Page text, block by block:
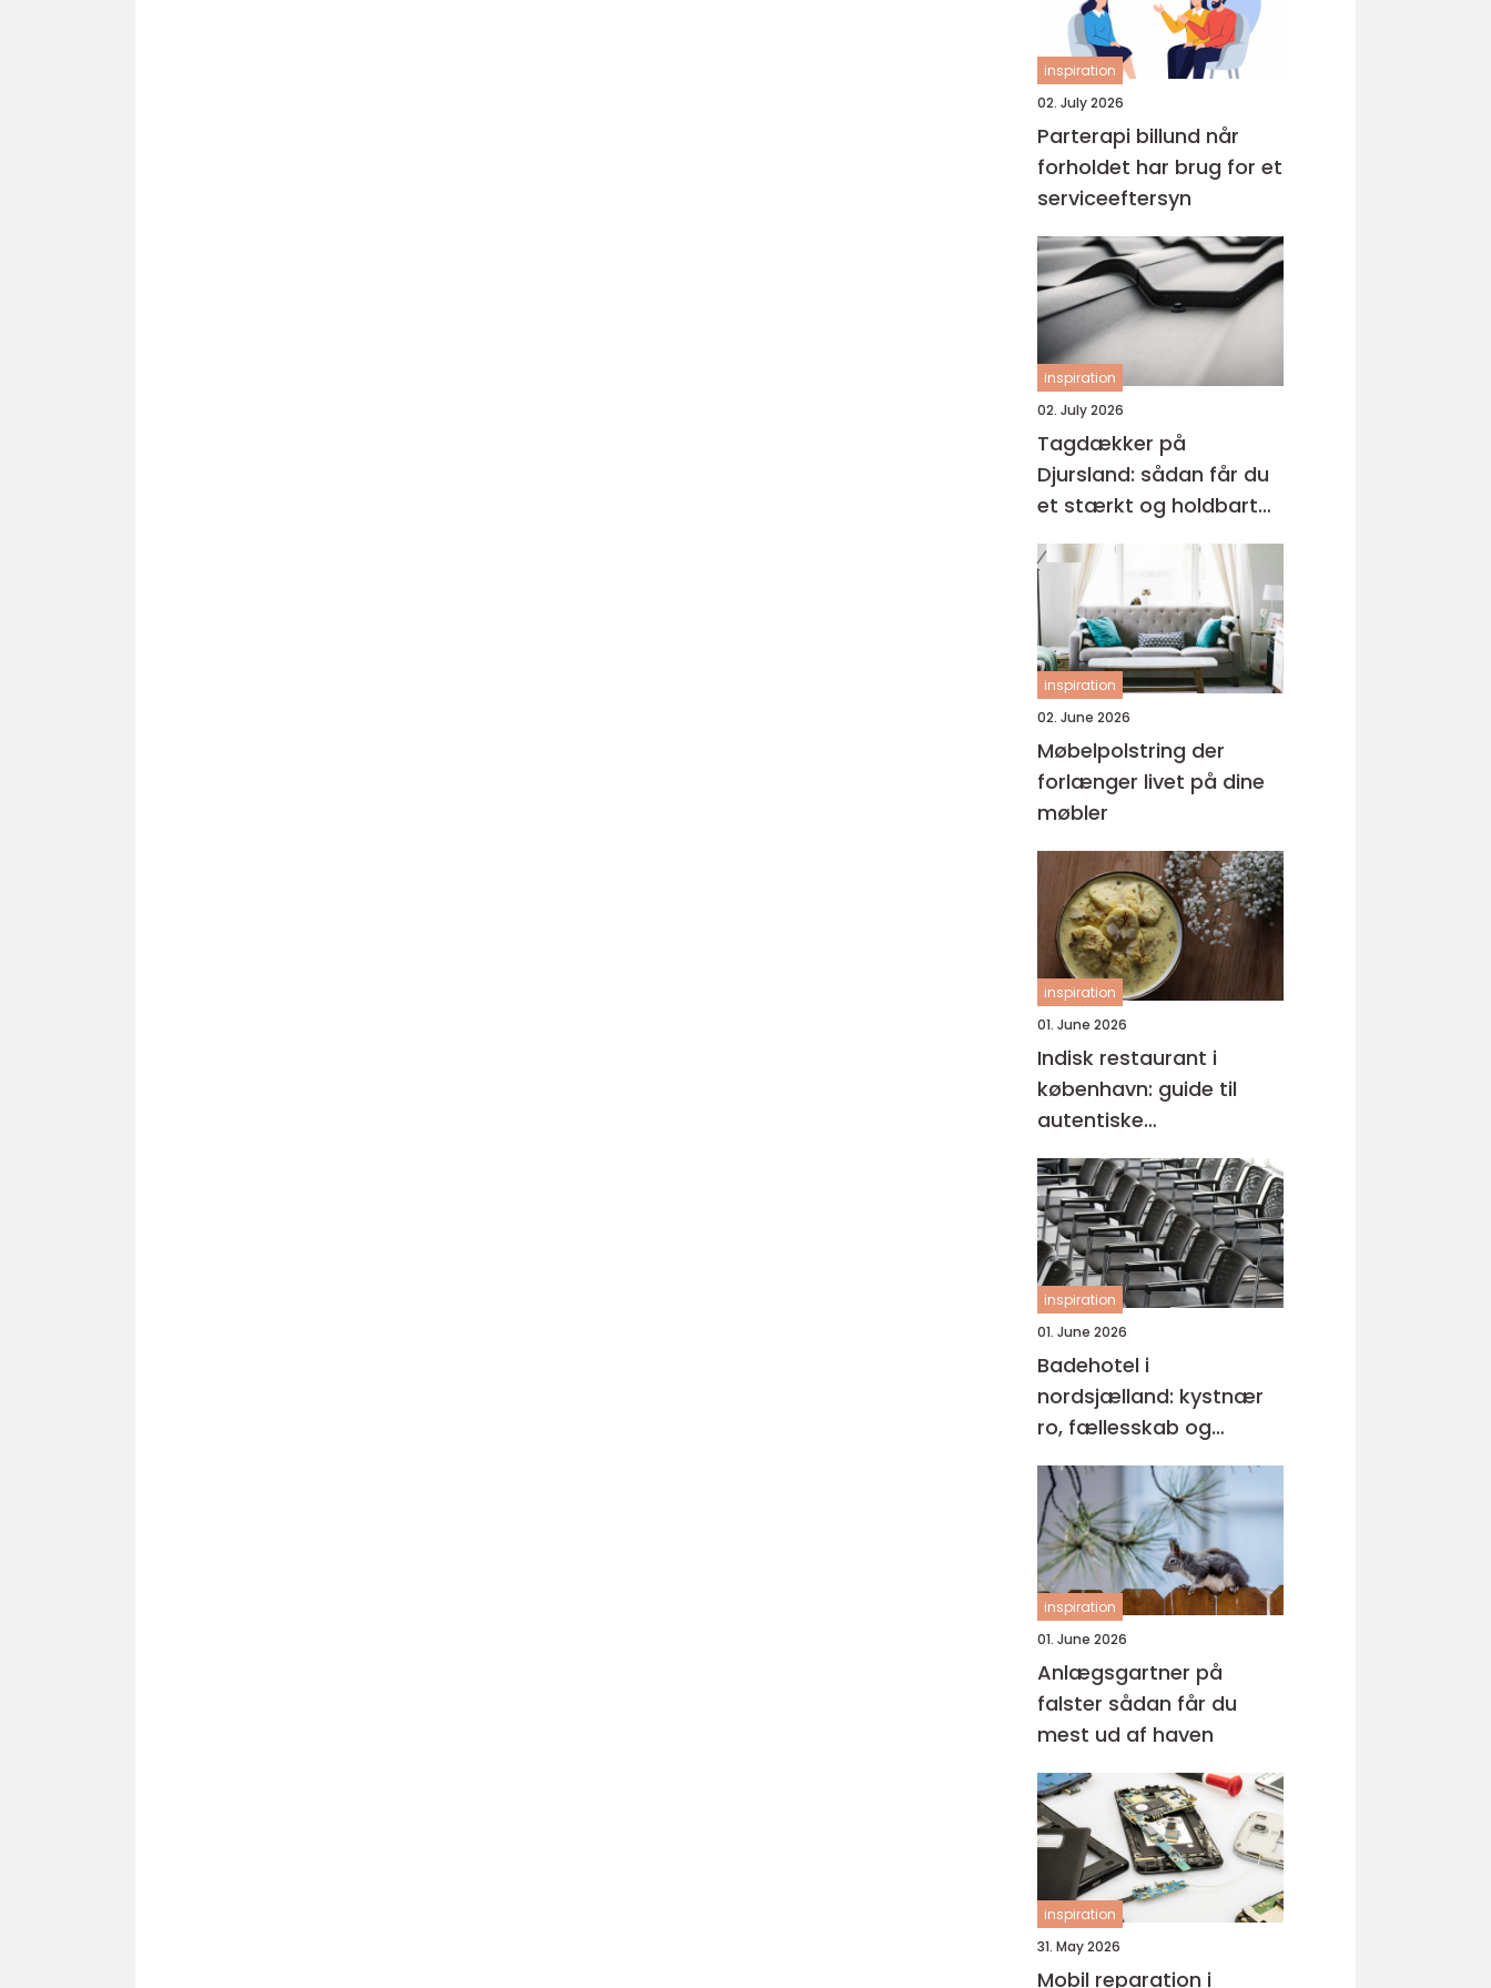
inspiration
02. July 2026
Parterapi billund når
forholdet har brug for et
serviceeftersyn
inspiration
02. July 2026
Tagdækker på
Djursland: sådan får du
et stærkt og holdbart
tag
inspiration
02. June 2026
Møbelpolstring der
forlænger livet på dine
møbler
inspiration
01. June 2026
Indisk restaurant i
københavn: guide til
autentiske
smagsoplevelser
inspiration
01. June 2026
Badehotel i
nordsjælland: kystnær
ro, fællesskab og
hverdagspauser
inspiration
01. June 2026
Anlægsgartner på
falster sådan får du
mest ud af haven
inspiration
31. May 2026
Mobil reparation i